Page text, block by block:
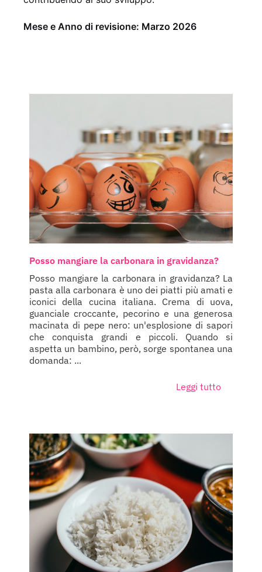
Mese e Anno di revisione: Marzo 2026
Posso mangiare la carbonara in gravidanza?
Posso mangiare la carbonara in gravidanza? La
pasta alla carbonara è uno dei piatti più amati e
iconici della cucina italiana. Crema di uova,
guanciale croccante, pecorino e una generosa
macinata di pepe nero: un'esplosione di sapori
che conquista grandi e piccoli. Quando si
aspetta un bambino, però, sorge spontanea una
domanda: ...
Leggi tutto